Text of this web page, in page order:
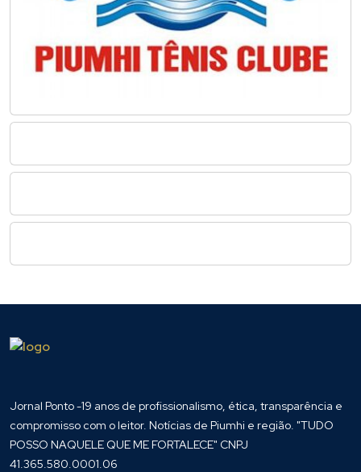
Jornal Ponto -19 anos de profissionalismo, ética, transparência e
compromisso com o leitor. Notícias de Piumhi e região. "TUDO
POSSO NAQUELE QUE ME FORTALECE" CNPJ
41.365.580.0001.06